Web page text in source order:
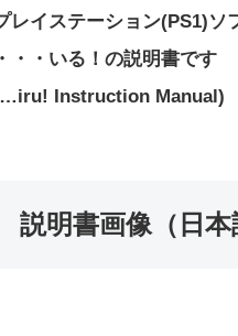
レイステーション(PS1)ソ
・・・いる！の説明書です
Instruction Manual)
説明書画像（日本